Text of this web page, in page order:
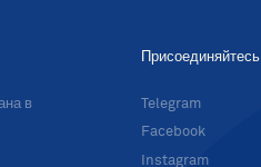
в
Присоединяйтесь
Telegram
Facebook
Instagram